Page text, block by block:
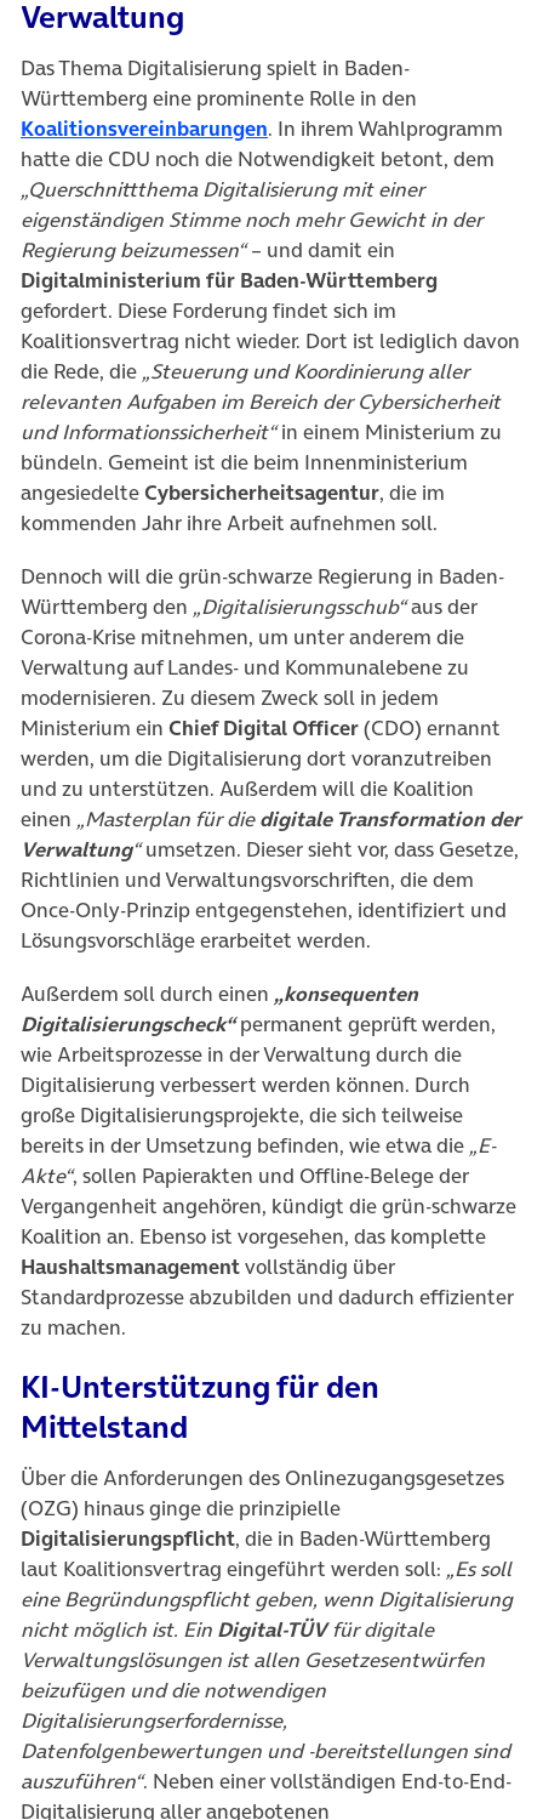
Verwaltung
Das Thema Digitalisierung spielt in Baden-
Württemberg eine prominente Rolle in den
Koalitionsvereinbarungen(öffnet in neuem Tab)
. In ihrem Wahlprogramm
hatte die CDU noch die Notwendigkeit betont, dem
„Querschnittthema Digitalisierung mit einer
eigenständigen Stimme noch mehr Gewicht in der
Regierung beizumessen“– und damit ein
Digitalministerium für Baden-Württemberg
gefordert. Diese Forderung findet sich im
Koalitionsvertrag nicht wieder. Dort ist lediglich davon
die Rede, die „Steuerung und Koordinierung aller
relevanten Aufgaben im Bereich der Cybersicherheit
und Informationssicherheit“in einem Ministerium zu
bündeln. Gemeint ist die beim Innenministerium
angesiedelteCybersicherheitsagentur, die im
kommenden Jahr ihre Arbeit aufnehmen soll.
Dennoch will die grün-schwarze Regierung in Baden-
Württemberg den „Digitalisierungsschub“aus der
Corona-Krise mitnehmen, um unter anderem die
Verwaltung auf Landes- und Kommunalebene zu
modernisieren. Zu diesem Zweck soll in jedem
Ministerium ein Chief Digital Officer(CDO) ernannt
werden, um die Digitalisierung dort voranzutreiben
und zu unterstützen. Außerdem will die Koalition
einen „Masterplan für diedigitale Transformation der
Verwaltung“umsetzen. Dieser sieht vor, dass Gesetze,
Richtlinien und Verwaltungsvorschriften, die dem
Once-Only-Prinzip entgegenstehen, identifiziert und
Lösungsvorschläge erarbeitet werden.
Außerdem soll durch einen „konsequenten
Digitalisierungscheck“permanent geprüft werden,
wie Arbeitsprozesse in der Verwaltung durch die
Digitalisierung verbessert werden können. Durch
große Digitalisierungsprojekte, die sich teilweise
bereits in der Umsetzung befinden, wie etwa die „E-
Akte“, sollen Papierakten und Offline-Belege der
Vergangenheit angehören, kündigt die grün-schwarze
Koalition an. Ebenso ist vorgesehen, das komplette
Haushaltsmanagementvollständig über
Standardprozesse abzubilden und dadurch effizienter
zu machen.
KI-Unterstützung für den
Mittelstand
Über die Anforderungen des Onlinezugangsgesetzes
(OZG) hinaus ginge die prinzipielle
Digitalisierungspflicht, die in Baden-Württemberg
laut Koalitionsvertrag eingeführt werden soll: „Es soll
eine Begründungspflicht geben, wenn Digitalisierung
nicht möglich ist. Ein Digital-TÜVfür digitale
Verwaltungslösungen ist allen Gesetzesentwürfen
beizufügen und die notwendigen
Digitalisierungserfordernisse,
Datenfolgenbewertungen und -bereitstellungen sind
auszuführen“. Neben einer vollständigen End-to-End-
Digitalisierung aller angebotenen